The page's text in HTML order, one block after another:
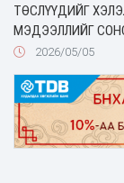
ТӨСЛҮҮДИЙГ
МЭДЭЭЛЛИЙГ
2026/05/05